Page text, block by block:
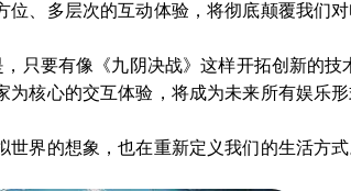
、多层次的互动体验，将彻底颠覆我们对
只要有像《九阴决战》这样开拓创新的
核心的交互体验，将成为未来所有娱乐形
界的想象，也在重新定义我们的生活方式